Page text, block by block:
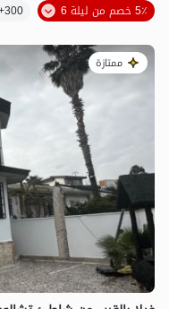
5٪ خصم من ليلة 6
300+ حجز ناجح
ممتازة